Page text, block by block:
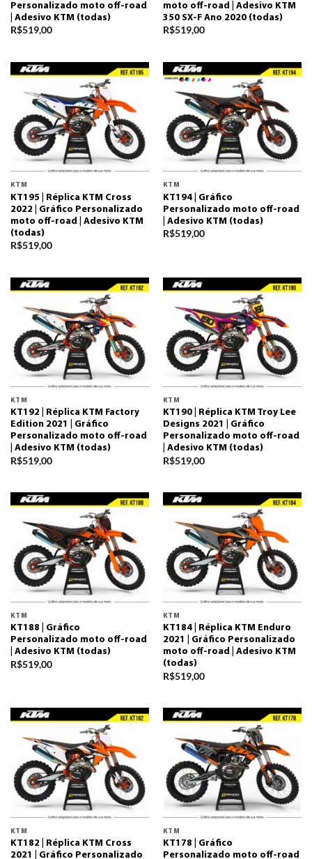
Personalizado moto off-road
| Adesivo KTM (todas)
R$519,00
moto off-road | Adesivo KTM
350 SX-F Ano 2020 (todas)
R$519,00
KTM
KT195 | Réplica KTM Cross
2022 | Gráfico Personalizado
moto off-road | Adesivo KTM
(todas)
R$519,00
KTM
KT194 | Gráfico
Personalizado moto off-road
| Adesivo KTM (todas)
R$519,00
KTM
KT192 | Réplica KTM Factory
Edition 2021 | Gráfico
Personalizado moto off-road
| Adesivo KTM (todas)
R$519,00
KTM
KT190 | Réplica KTM Troy Lee
Designs 2021 | Gráfico
Personalizado moto off-road
| Adesivo KTM (todas)
R$519,00
KTM
KT188 | Gráfico
Personalizado moto off-road
| Adesivo KTM (todas)
R$519,00
KTM
KT184 | Réplica KTM Enduro
2021 | Gráfico Personalizado
moto off-road | Adesivo KTM
(todas)
R$519,00
KTM
KT182 | Réplica KTM Cross
2021 | Gráfico Personalizado
KTM
KT178 | Gráfico
Personalizado moto off-road